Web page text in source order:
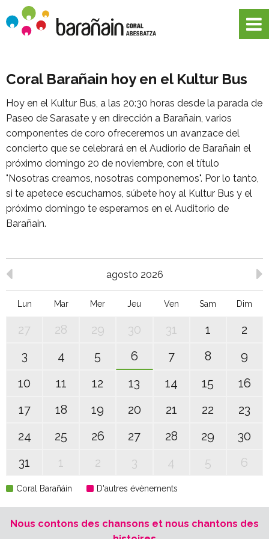
Coral Barañain hoy en el Kultur Bus
Hoy en el Kultur Bus, a las 20:30 horas desde la parada de
Paseo de Sarasate y en dirección a Barañain, varios
componentes de coro ofreceremos un avanzace del
concierto que se celebrará en el Audiorio de Barañain el
próximo domingo 20 de noviembre, con el título
"Nosotras creamos, nosotras componemos". Por lo tanto,
si te apetece escucharnos, súbete hoy al Kultur Bus y el
próximo domingo te esperamos en el Auditorio de
Barañain.
agosto 2026
Lun Mar Mer Jeu Ven Sam Dim
27 28 29 30 31 1
2
3
4 5 6 7 8
9
10
11 12 13 14 15
16
17
18 19 20 21 22
23
24
25 26 27 28 29
30
31
1 2 3 4 5 6
Coral Barañáin D'autres évènements
Nous contons des chansons et nous chantons des